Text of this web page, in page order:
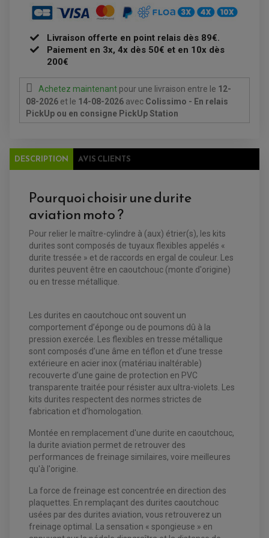
ECLAIRAGE MOTO
FEUX ADDITIONNELS
POMPE A ESSENCE
REDRESSEUR / REGULATEUR
STATOR
ATELIER, PADDOCK, STAND
ANTIPARASITE NGK
BOUGIE NGK
FILTRE A AIR
OUTILLAGE
PRODUIT D'ENTRETIEN
FREINAGE
ACCESSOIRE + VISSERIE FREINAGE
FREINAGE
ACCESSOIRE + VISSERIE FREINAGE
DISQUE DE FREIN ARRIERE
PLAQUETTE DE FREIN AVANT
MAÎTRE CYLINDRE
EQUIPEMENT ELECTRIQUE QUAD / SSV
ACCESSOIRES ELECTRIQUE QUAD / SSV
BOITIER CDI QUAD ET SSV
CHARGEUR DE BATTERIE QUAD / SSV
COMPTEUR QUAD / SSV
CONTACTEUR A CLÉ QUAD
DÉMARREUR
ECLAIRAGE LED / HALOGÈNE
STATOR ET REDRESSEUR / REGULATEUR
VENTILATEUR DE RADIATEUR
EQUIPEMENT FREINAGE QUAD / SSV
DISQUE DE FREIN QUAD / SSV
KIT DURITE DE FREIN QUAD
KIT REPARATION MAÎTRE CYLINDRE QUAD / SSV
HUILE ET PRODUIT D'ENTRETIEN QUAD
HUILE POUR QUAD
PRODUIT D'ENTRETIEN QUAD
DURITE RADIATEUR
PNEUMATIQUE
MOUSSE
EQUIPEMENT FREINAGE MOTO CROSS ET
ENDURO
ACCESSOIRES FREINAGE
Livraison offerte en point relais dès 89€.
Paiement en 3x, 4x dès 50€ et en 10x dès
200€
Achetez maintenant pour une livraison entre le 12-
08-2026 et le 14-08-2026 avec Colissimo - En relais
PickUp ou en consigne PickUp Station
DESCRIPTION AVIS CLIENTS
Pourquoi choisir une durite
aviation moto ?
Pour relier le maître-cylindre à (aux) étrier(s), les kits
durites sont composés de tuyaux flexibles appelés «
durite tressée » et de raccords en ergal de couleur. Les
durites peuvent être en caoutchouc (monte d'origine)
ou en tresse métallique.
Les durites en caoutchouc ont souvent un
comportement d’éponge ou de poumons dû à la
pression exercée. Les flexibles en tresse métallique
sont composés d’une âme en téflon et d’une tresse
extérieure en acier inox (matériau inaltérable)
recouverte d’une gaine de protection en PVC
transparente traitée pour résister aux ultra-violets. Les
kits durites respectent des normes strictes de
fabrication et d’homologation.
Montée en remplacement d'une durite en caoutchouc,
la durite aviation permet de retrouver des
performances de freinage similaires, voire meilleures
qu'à l'origine.
La force de freinage est concentrée en direction des
plaquettes. En remplaçant des durites caoutchouc
usées par des durites aviation, vous retrouverez un
freinage optimal. La sensation « spongieuse » en